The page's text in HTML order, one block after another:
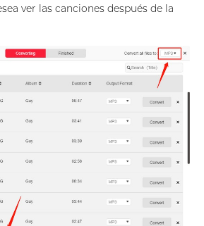
ver las canciones después de la